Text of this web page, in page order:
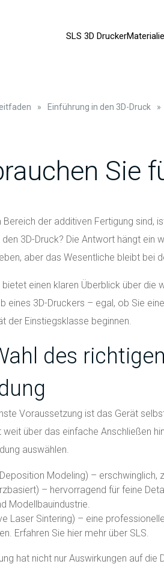
SLS 3D Drucker
» Einführung in den 3D-Druck »
Sie
Bereich der additiven Fertigung sind,
3D-Druck? Die Antwort hängt ein
aber das Wesentliche bleibt bei
einen klaren Überblick über
eines 3D-Druckers – egal, ob Sie
der Einstiegsklasse beginnen.
des
Voraussetzung ist das Gerät
über das einfache Anschließen
auswählen.
Modeling) –
– hervorragend für feine
Modellbauindustrie.
Laser Sintering) – eine
Erfahren Sie hier mehr über SLS.
hat nicht nur Auswirkungen auf